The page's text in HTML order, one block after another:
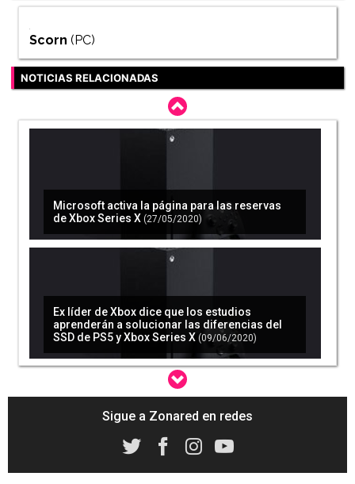
Scorn (PC)
NOTICIAS RELACIONADAS
Microsoft activa la página para las reservas
de Xbox Series X (27/05/2020)
Ex líder de Xbox dice que los estudios
aprenderán a solucionar las diferencias del
SSD de PS5 y Xbox Series X (09/06/2020)
Smart Delivery: Game Pass, guardado
cruzado, y juegos compatibles
(16/06/2020)
Sigue a Zonared en redes